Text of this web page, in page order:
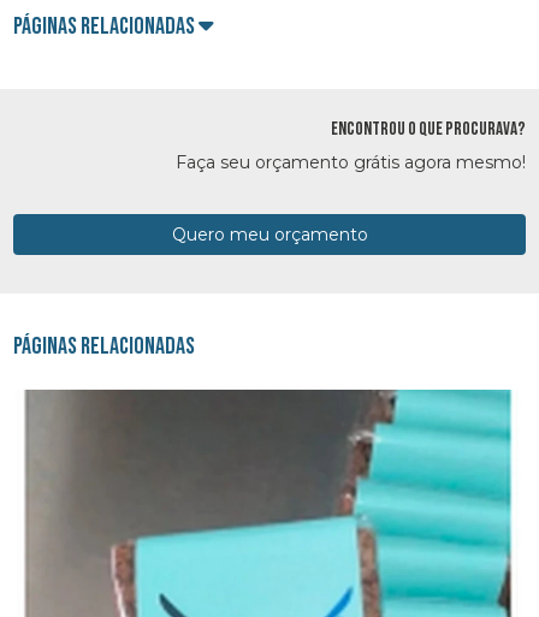
Páginas Relacionadas
ENCONTROU O QUE PROCURAVA?
Faça seu orçamento grátis agora mesmo!
Quero meu orçamento
Páginas Relacionadas